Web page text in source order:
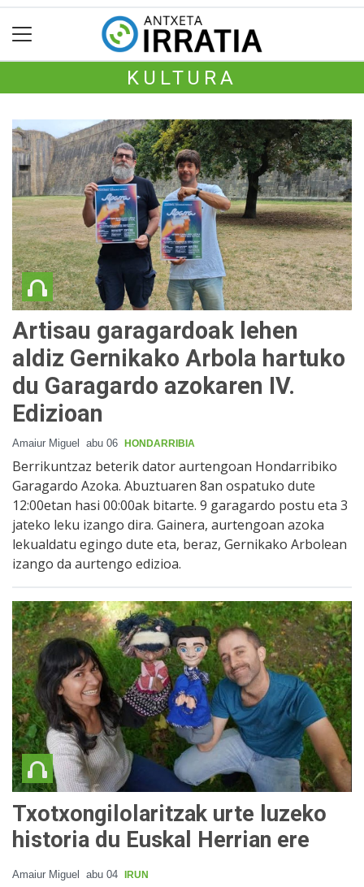
KULTURA
Artisau garagardoak lehen
aldiz Gernikako Arbola hartuko
du Garagardo azokaren IV.
Edizioan
Amaiur Miguel abu 06 HONDARRIBIA
Berrikuntzaz beterik dator aurtengoan Hondarribiko
Garagardo Azoka. Abuztuaren 8an ospatuko dute
12:00etan hasi 00:00ak bitarte. 9 garagardo postu eta 3
jateko leku izango dira. Gainera, aurtengoan azoka
lekualdatu egingo dute eta, beraz, Gernikako Arbolean
izango da aurtengo edizioa.
Txotxongilolaritzak urte luzeko
historia du Euskal Herrian ere
Amaiur Miguel abu 04 IRUN